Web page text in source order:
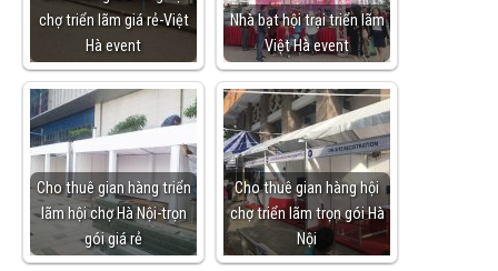
chợ triển lãm giá rẻ-Việt
Hà event
Nhà bạt hội trại triển lãm
Việt Hà event
Cho thuê gian hàng triển
lãm hội chợ Hà Nội-trọn
gói giá rẻ
Cho thuê gian hàng hội
chợ triển lãm trọn gói Hà
Nội